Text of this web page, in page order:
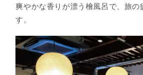
爽やかな香りが漂う檜風呂で、旅の
す。